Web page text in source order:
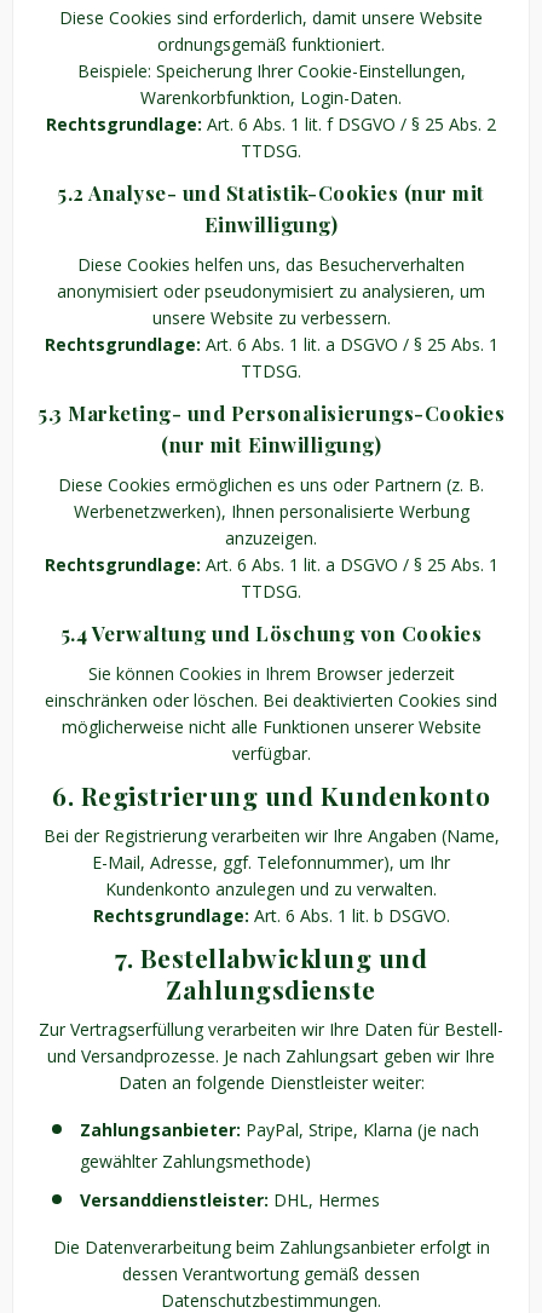
Diese Cookies sind erforderlich, damit unsere Website
ordnungsgemäß funktioniert.
Beispiele: Speicherung Ihrer Cookie-Einstellungen,
Warenkorbfunktion, Login-Daten.
Rechtsgrundlage: Art. 6 Abs. 1 lit. f DSGVO / § 25 Abs. 2
TTDSG.
5.2 Analyse- und Statistik-Cookies (nur mit
Einwilligung)
Diese Cookies helfen uns, das Besucherverhalten
anonymisiert oder pseudonymisiert zu analysieren, um
unsere Website zu verbessern.
Rechtsgrundlage: Art. 6 Abs. 1 lit. a DSGVO / § 25 Abs. 1
TTDSG.
5.3 Marketing- und Personalisierungs-Cookies
(nur mit Einwilligung)
Diese Cookies ermöglichen es uns oder Partnern (z. B.
Werbenetzwerken), Ihnen personalisierte Werbung
anzuzeigen.
Rechtsgrundlage: Art. 6 Abs. 1 lit. a DSGVO / § 25 Abs. 1
TTDSG.
5.4 Verwaltung und Löschung von Cookies
Sie können Cookies in Ihrem Browser jederzeit
einschränken oder löschen. Bei deaktivierten Cookies sind
möglicherweise nicht alle Funktionen unserer Website
verfügbar.
6. Registrierung und Kundenkonto
Bei der Registrierung verarbeiten wir Ihre Angaben (Name,
E-Mail, Adresse, ggf. Telefonnummer), um Ihr
Kundenkonto anzulegen und zu verwalten.
Rechtsgrundlage: Art. 6 Abs. 1 lit. b DSGVO.
7. Bestellabwicklung und
Zahlungsdienste
Zur Vertragserfüllung verarbeiten wir Ihre Daten für Bestell-
und Versandprozesse. Je nach Zahlungsart geben wir Ihre
Daten an folgende Dienstleister weiter:
Zahlungsanbieter: PayPal, Stripe, Klarna (je nach
gewählter Zahlungsmethode)
Versanddienstleister: DHL, Hermes
Die Datenverarbeitung beim Zahlungsanbieter erfolgt in
dessen Verantwortung gemäß dessen
Datenschutzbestimmungen.